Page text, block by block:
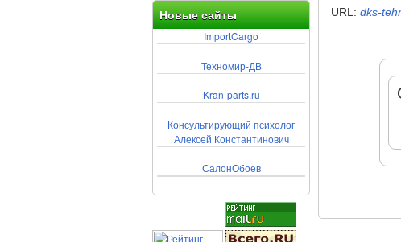
Новые сайты
ImportCargo
Техномир-ДВ
Kran-parts.ru
Консультирующий психолог
Алексей Константинович
СалонОбоев
URL: dks-